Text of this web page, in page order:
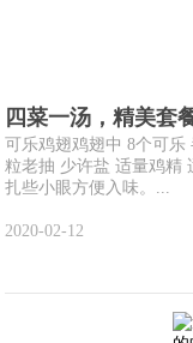
四菜一汤，精美套
可乐鸡翅鸡翅中 8个可
粒老抽 少许盐 适量鸡精
扎些小眼方便入味。...
2020-02-12